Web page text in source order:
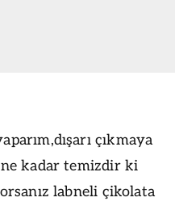
çıkmaya
kadar temizdir ki
labneli çikolata